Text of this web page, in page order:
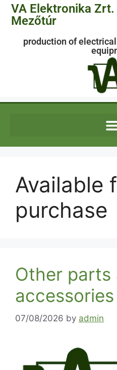
VA Elektronika
Mezőtúr
production of
Available
purchase
Other parts
accessories
07/08/2026 by admin